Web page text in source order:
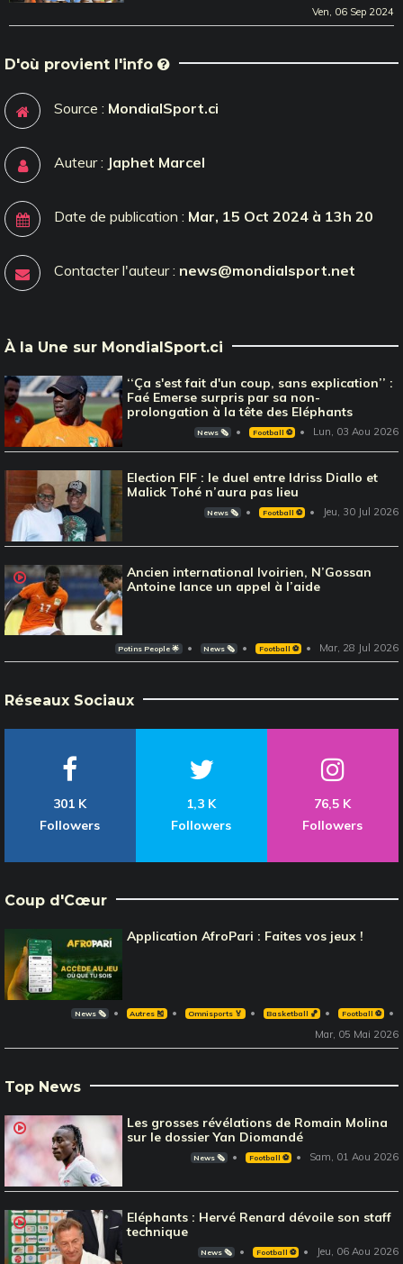
Ven, 06 Sep 2024
D'où provient l'info
Source : MondialSport.ci
Auteur : Japhet Marcel
Date de publication : Mar, 15 Oct 2024 à 13h 20
Contacter l'auteur : news@mondialsport.net
À la Une sur MondialSport.ci
‘‘Ça s'est fait d'un coup, sans explication’’ :
Faé Emerse surpris par sa non-
prolongation à la tête des Eléphants
News 🗞️ Football ⚽️ Lun, 03 Aou 2026
Election FIF : le duel entre Idriss Diallo et
Malick Tohé n’aura pas lieu
News 🗞️ Football ⚽️ Jeu, 30 Jul 2026
Ancien international Ivoirien, N’Gossan
Antoine lance un appel à l’aide
Potins People 🌟 News 🗞️ Football ⚽️ Mar, 28 Jul 2026
Réseaux Sociaux
301 K
Followers
1,3 K
Followers
76,5 K
Followers
Coup d'Cœur
Application AfroPari : Faites vos jeux !
News 🗞️ Autres 🎽 Omnisports 🏅 Basketball 🏀 Football ⚽️
Mar, 05 Mai 2026
Top News
Les grosses révélations de Romain Molina
sur le dossier Yan Diomandé
News 🗞️ Football ⚽️ Sam, 01 Aou 2026
Eléphants : Hervé Renard dévoile son staff
technique
News 🗞️ Football ⚽️ Jeu, 06 Aou 2026